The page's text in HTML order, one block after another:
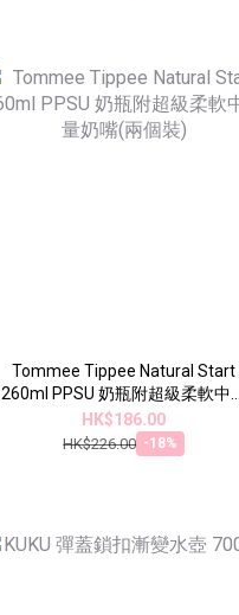
Tommee Tippee Natural Start
260ml PPSU 奶瓶附超級柔軟中流
量奶嘴(兩個裝)
HK$186.00
HK$226.00 -18%